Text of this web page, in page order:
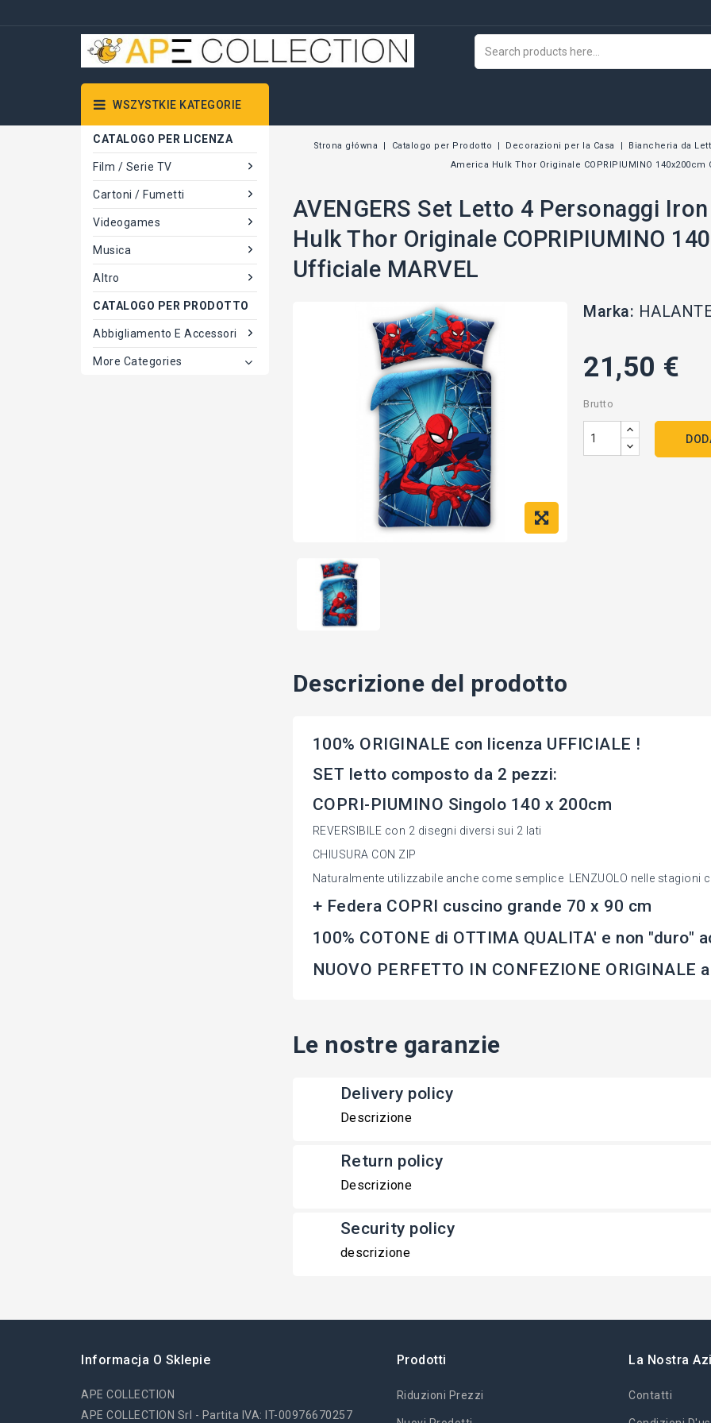
WSZYSTKIE KATEGORIE
CATALOGO PER LICENZA
Film / Serie TV
Cartoni / Fumetti
Videogames
Musica
Altro
CATALOGO PER PRODOTTO
Abbigliamento E Accessori
More Categories
Strona główna Catalogo per Prodotto Decorazioni per la Casa Biancheria da
America Hulk Thor Originale COPRIPIUMINO 140x200cm
AVENGERS Set Letto 4 Personaggi
Hulk Thor Originale COPRIPIUMINO
Ufficiale MARVEL
Marka:
21,50 €
Brutto
Descrizione del prodotto
100% ORIGINALE con licenza UFFICIALE !
SET letto composto da 2 pezzi:
COPRI-PIUMINO Singolo 140 x 200cm
REVERSIBILE con 2 disegni diversi sui 2 lati
CHIUSURA CON ZIP
Naturalmente utilizzabile anche come semplice LENZUOLO nelle stagioni
+ Federa COPRI cuscino grande 70 x 90 cm
100% COTONE di OTTIMA QUALITA' e non "duro"
NUOVO PERFETTO IN CONFEZIONE ORIGINALE
Le nostre garanzie
Delivery policy
Descrizione
Return policy
Descrizione
Security policy
descrizione
Informacja O Sklepie
APE COLLECTION
APE COLLECTION Srl - Partita IVA: IT-00976670257
Prodotti
Riduzioni Prezzi
La Nostra
Contatti